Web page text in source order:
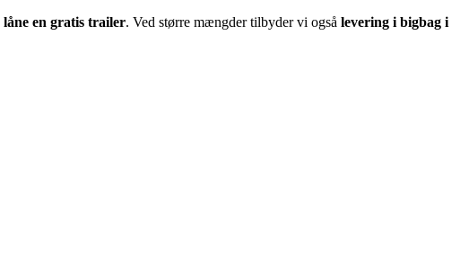
låne en gratis trailer. Ved større mængder tilbyder vi også levering i bigbag i